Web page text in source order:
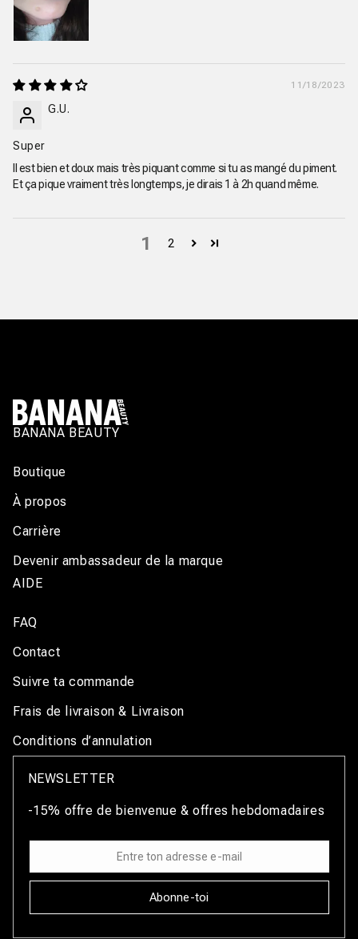
11/18/2023
G.U.
Super
Il est bien et doux mais très piquant comme si tu as mangé du piment.
Et ça pique vraiment très longtemps, je dirais 1 à 2h quand même.
1 2
BANANA BEAUTY
Boutique
À propos
Carrière
Devenir ambassadeur de la marque
AIDE
FAQ
Contact
Suivre ta commande
Frais de livraison & Livraison
Conditions d’annulation
NEWSLETTER
-15% offre de bienvenue & offres hebdomadaires
Abonne-toi